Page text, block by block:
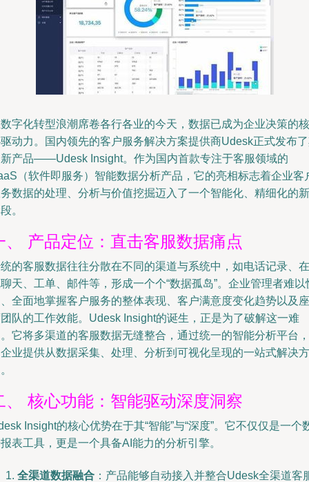
字化转型浪潮席卷各行各业的今天，数据已成为企业决策的核
动力。国内领先的客户服务解决方案提供商Udesk正式发布
产品——Udesk Insight。作为国内首款专注于客服领域的
（软件即服务）智能数据分析产品，它的亮相标志着企业客
数据的处理、分析与价值挖掘迈入了一个智能化、精细化的新
。
、 产品定位：直击客服数据痛点
的客服数据往往分散在不同的渠道与系统中，如电话记录、在
天、工单、邮件等，形成一个个“数据孤岛”。企业管理者难以
全面地掌握客户服务的整体表现、客户满意度变化趋势以及座
队的工作效能。Udesk Insight的诞生，正是为了破解这一难
它将多渠道的客服数据无缝整合，通过统一的智能分析平台，
业提供从数据采集、处理、分析到可视化呈现的一站式解决方
、 核心功能：智能驱动深度洞察
Insight的核心优势在于其“智能”与“深度”。它不仅仅是一个
表工具，更是一个具备AI能力的分析引擎。
全渠道数据融合 ：产品能够自动接入并整合Udesk全渠道客